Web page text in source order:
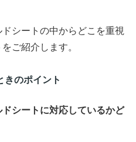
シートの中からどこを重視
ご紹介します。
きのポイント
シートに対応しているかど